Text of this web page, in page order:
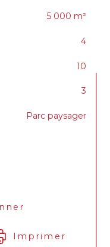
5 000 m²
4
10
3
Parc paysager
Imprimer